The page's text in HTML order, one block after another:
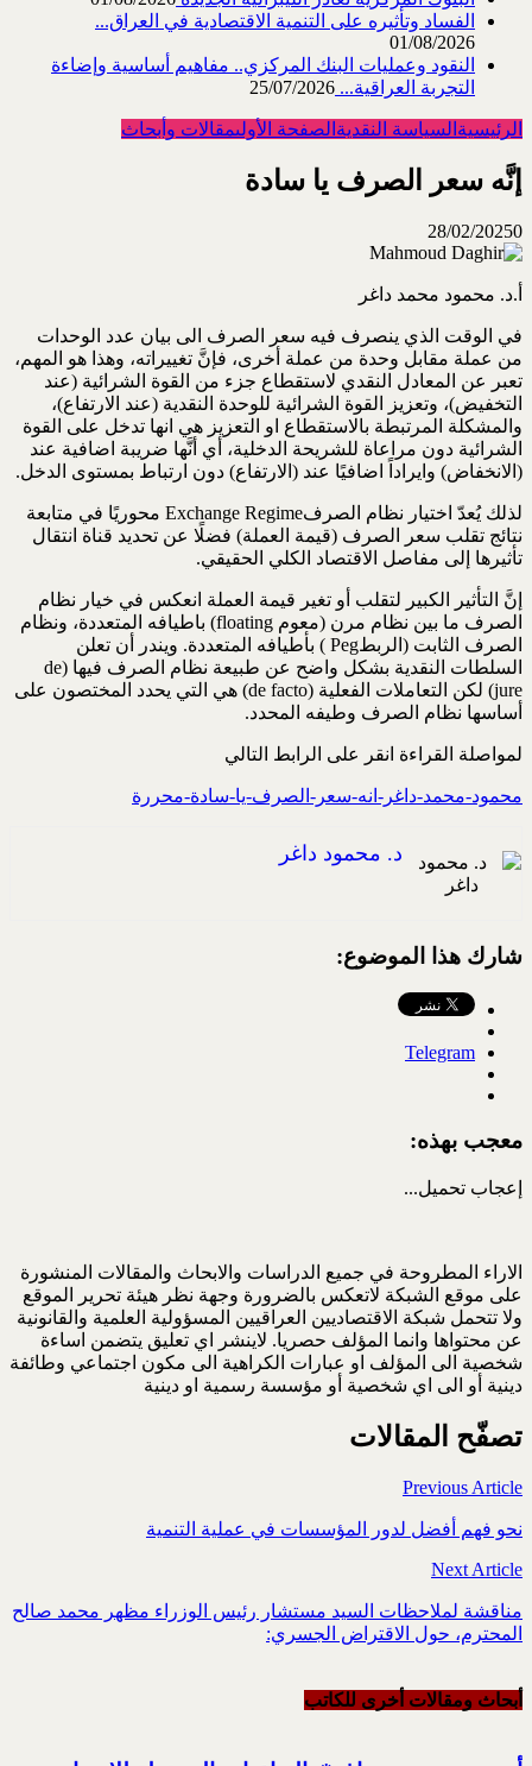
الفساد وتأثيره على التنمية الاقتصادية في العراق...
01/08/2026
النقود وعمليات البنك المركزي.. مفاهيم أساسية وإضاءة
التجربة العراقية... 25/07/2026
الرئيسية السياسة النقدية الصفحة الأولىمقالات وأبحاث
إنَّه سعر الصرف يا سادة
28/02/20250
أ.د. محمود محمد داغر
في الوقت الذي ينصرف فيه سعر الصرف الى بيان عدد الوحدات
من عملة مقابل وحدة من عملة أخرى، فإنَّ تغييراته، وهذا هو المهم،
تعبر عن المعادل النقدي لاستقطاع جزء من القوة الشرائية (عند
التخفيض)، وتعزيز القوة الشرائية للوحدة النقدية (عند الارتفاع)،
والمشكلة المرتبطة بالاستقطاع او التعزيز هي انها تدخل على القوة
الشرائية دون مراعاة للشريحة الدخلية، أي أنَّها ضريبة اضافية عند
(الانخفاض) وايراداً اضافيًا عند (الارتفاع) دون ارتباط بمستوى الدخل.
لذلك يُعدّ اختيار نظام الصرفExchange Regime محوريًا في متابعة
نتائج تقلب سعر الصرف (قيمة العملة) فضلًا عن تحديد قناة انتقال
تأثيرها إلى مفاصل الاقتصاد الكلي الحقيقي.
إنَّ التأثير الكبير لتقلب أو تغير قيمة العملة انعكس في خيار نظام
الصرف ما بين نظام مرن (معوم floating) باطيافه المتعددة، ونظام
الصرف الثابت (الربطPeg ) بأطيافه المتعددة. ويندر أن تعلن
السلطات النقدية بشكل واضح عن طبيعة نظام الصرف فيها (de
jure) لكن التعاملات الفعلية (de facto) هي التي يحدد المختصون على
أساسها نظام الصرف وطيفه المحدد.
لمواصلة القراءة انقر على الرابط التالي
محمود-محمد-داغر-انه-سعر-الصرف-يا-سادة-محررة
د. محمود داغر
شارك هذا الموضوع:
Telegram
معجب بهذه:
إعجاب تحميل...
الاراء المطروحة في جميع الدراسات والابحاث والمقالات المنشورة
على موقع الشبكة لاتعكس بالضرورة وجهة نظر هيئة تحرير الموقع
ولا تتحمل شبكة الاقتصاديين العراقيين المسؤولية العلمية والقانونية
عن محتواها وانما المؤلف حصريا. لاينشر اي تعليق يتضمن اساءة
شخصية الى المؤلف او عبارات الكراهية الى مكون اجتماعي وطائفة
دينية أو الى اي شخصية أو مؤسسة رسمية او دينية
تصفّح المقالات
Previous Article
نحو فهم أفضل لدور المؤسسات في عملية التنمية
Next Article
مناقشة لملاحظات السيد مستشار رئيس الوزراء مظهر محمد صالح
المحترم، حول الاقتراض الجسري:
أبحاث ومقالات أخرى للکاتب